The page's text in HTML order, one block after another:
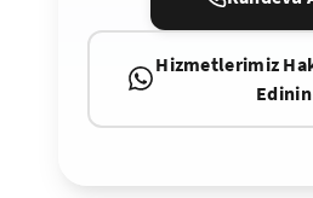
Hizmetlerimiz
Edinin